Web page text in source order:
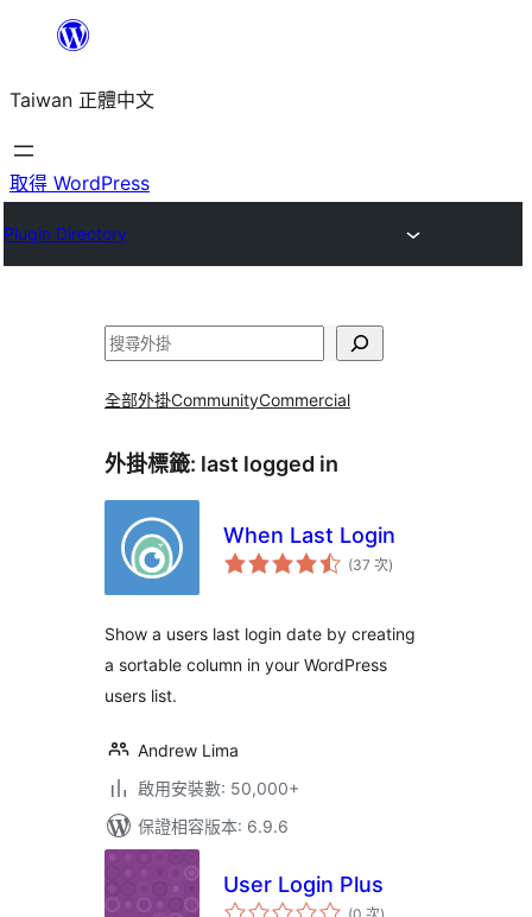
主
要
內
Taiwan 正體中文
取得 WordPress
Plugin Directory
搜
全部外掛CommunityCommercial
外掛標籤: last logged in
When Last Login
(37 次評
分)
Show a users last login date by creating
a sortable column in your WordPress
users list.
Andrew Lima
啟用安裝數: 50,000+
保證相容版本: 6.9.6
User Login Plus
評